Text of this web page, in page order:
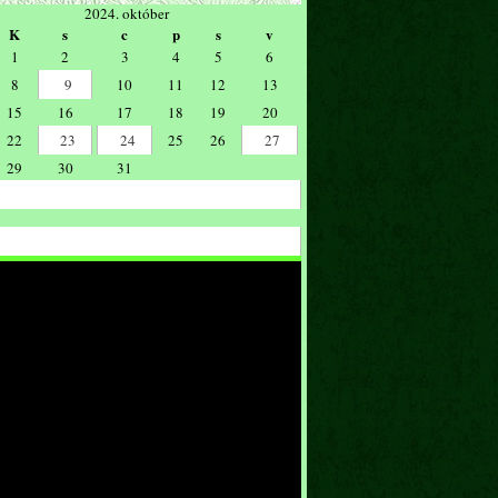
2024. október
K s c p s v
1 2 3 4 5
6
8 9 10 11 12
13
15 16 17 18 19
20
22 23 24 25 26
27
29 30
31